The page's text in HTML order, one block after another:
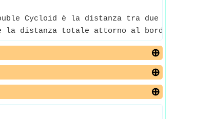
Cycloid è la distanza tra due punti
distanza totale attorno al bordo della